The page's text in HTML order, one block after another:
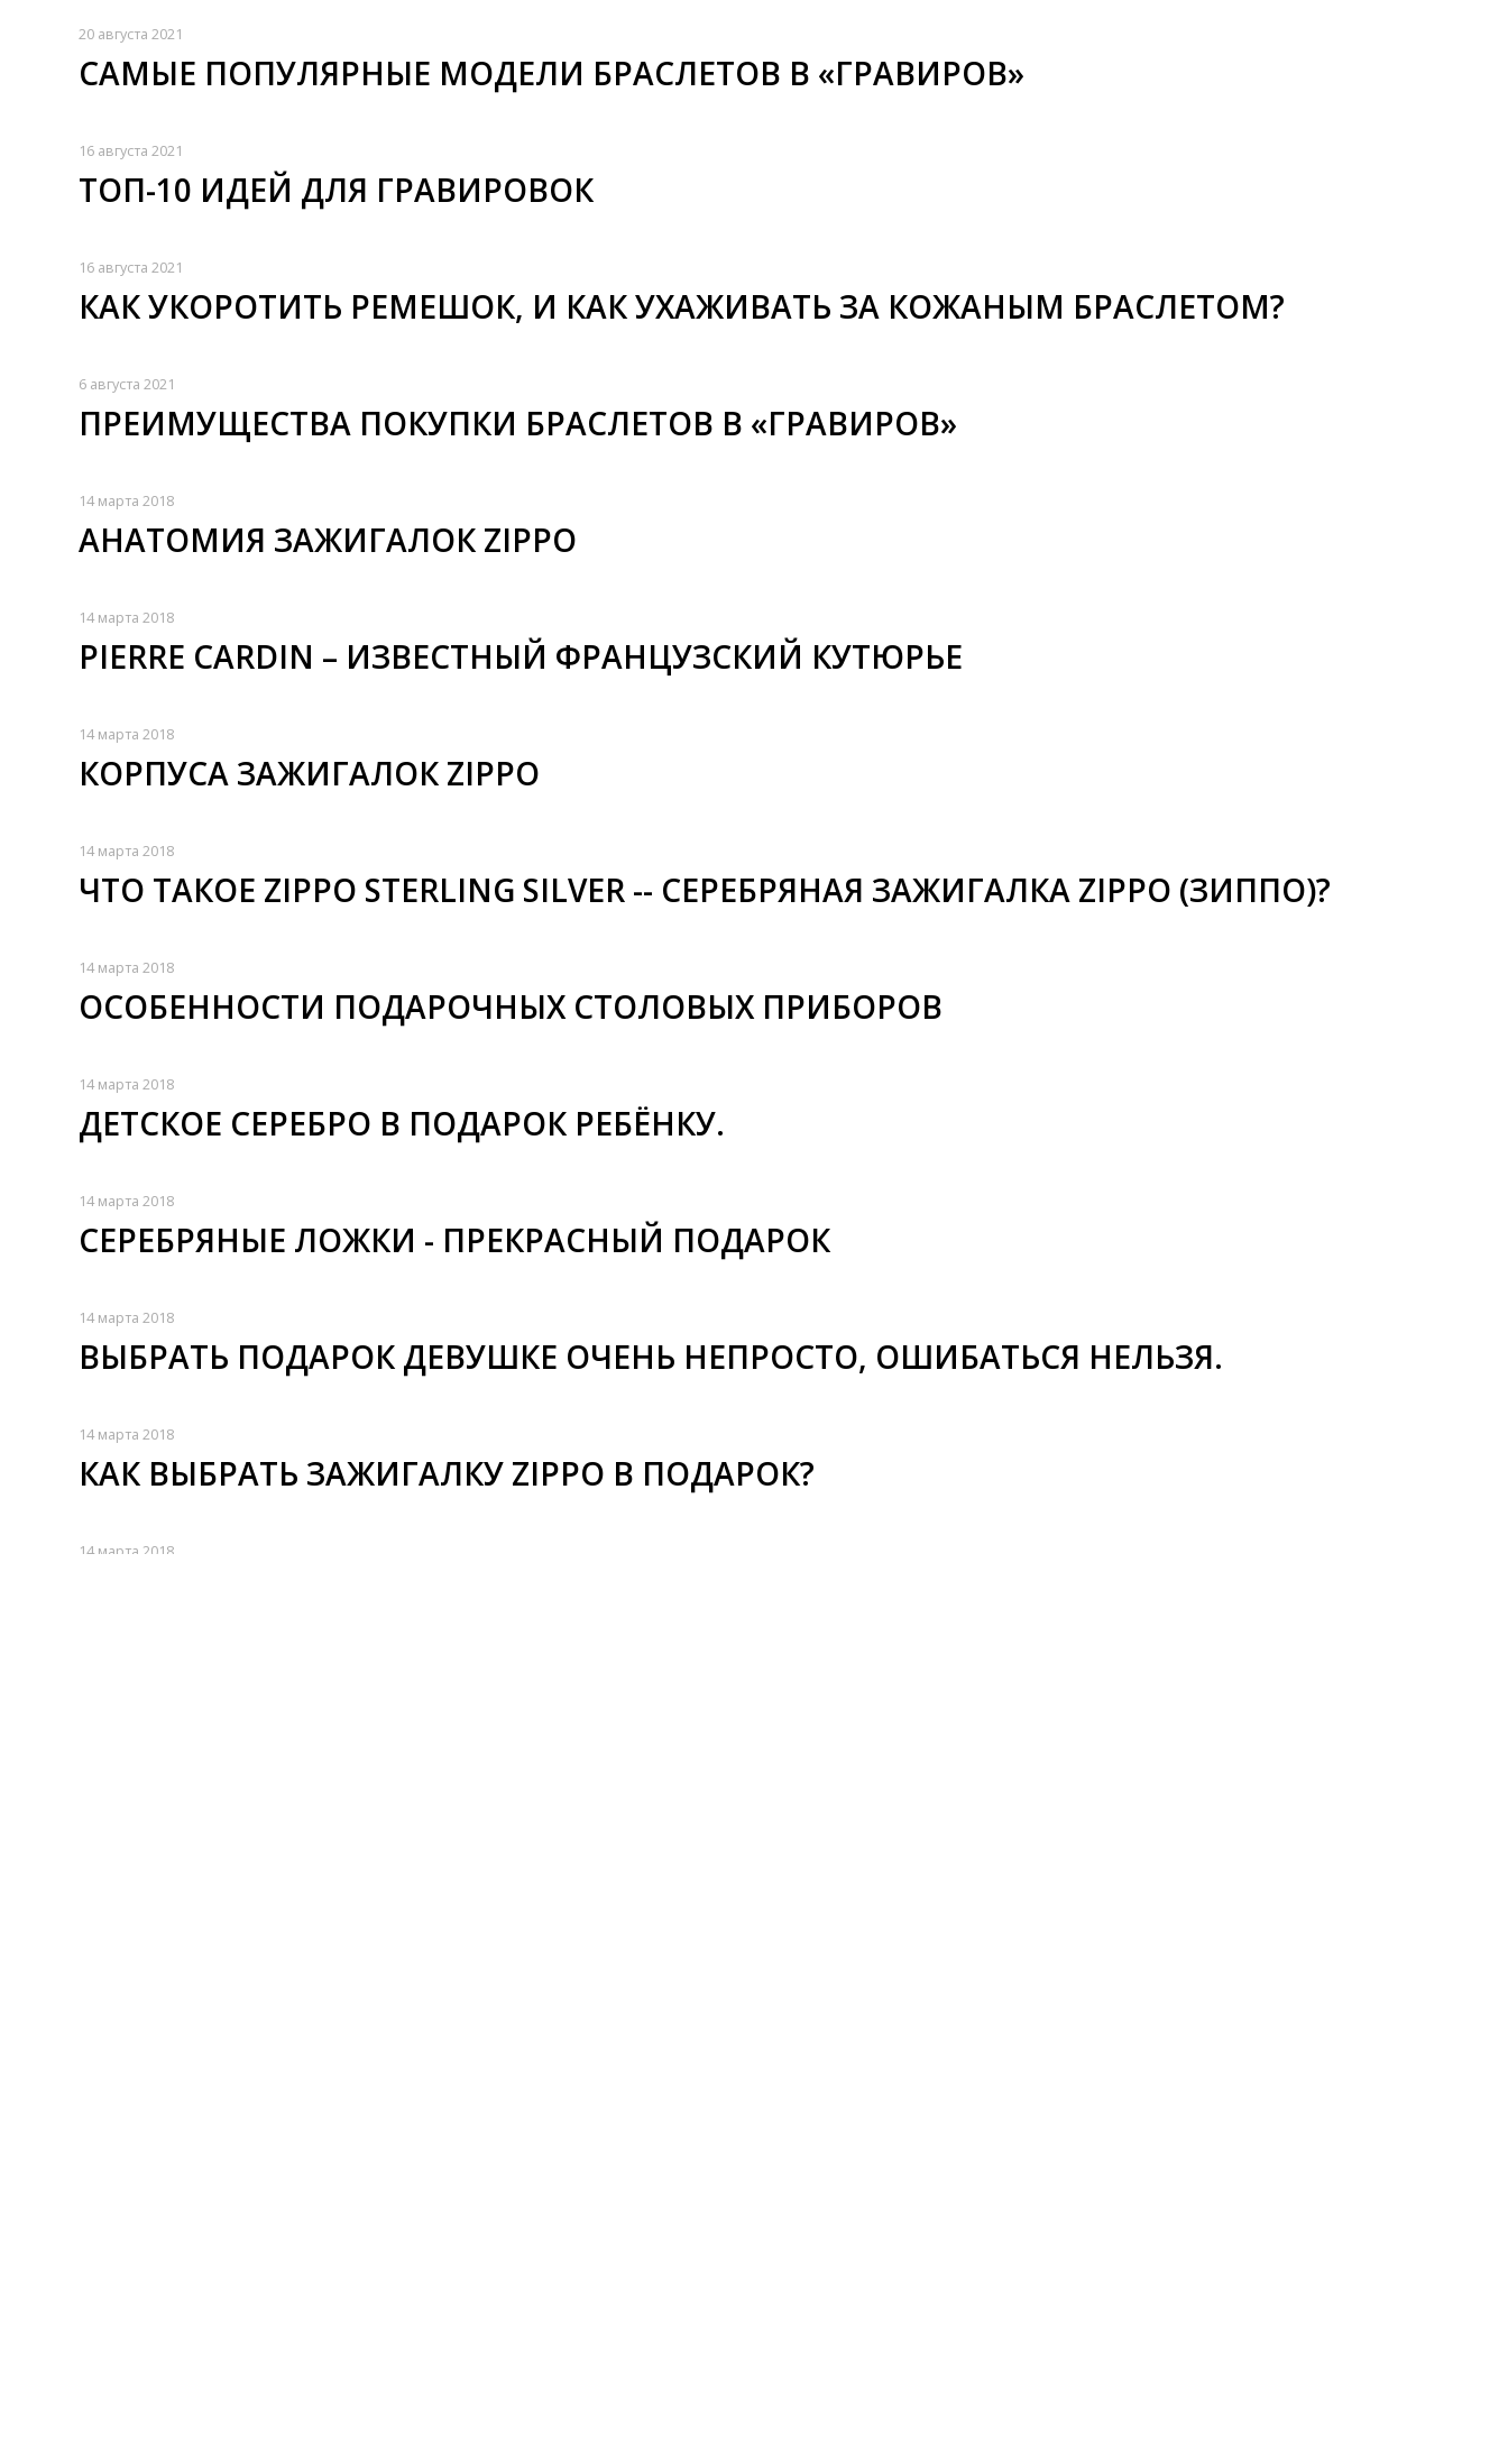
20 августа 2021
САМЫЕ ПОПУЛЯРНЫЕ МОДЕЛИ БРАСЛЕТОВ В «ГРАВИРОВ»
16 августа 2021
ТОП-10 ИДЕЙ ДЛЯ ГРАВИРОВОК
16 августа 2021
КАК УКОРОТИТЬ РЕМЕШОК, И КАК УХАЖИВАТЬ ЗА КОЖАНЫМ БРАСЛЕТОМ?
6 августа 2021
ПРЕИМУЩЕСТВА ПОКУПКИ БРАСЛЕТОВ В «ГРАВИРОВ»
14 марта 2018
АНАТОМИЯ ЗАЖИГАЛОК ZIPPO
14 марта 2018
PIERRE CARDIN – ИЗВЕСТНЫЙ ФРАНЦУЗСКИЙ КУТЮРЬЕ
14 марта 2018
КОРПУСА ЗАЖИГАЛОК ZIPPO
14 марта 2018
ЧТО ТАКОЕ ZIPPO STERLING SILVER -- СЕРЕБРЯНАЯ ЗАЖИГАЛКА ZIPPO (ЗИППО)?
14 марта 2018
ОСОБЕННОСТИ ПОДАРОЧНЫХ СТОЛОВЫХ ПРИБОРОВ
14 марта 2018
ДЕТСКОЕ СЕРЕБРО В ПОДАРОК РЕБЁНКУ.
14 марта 2018
СЕРЕБРЯНЫЕ ЛОЖКИ - ПРЕКРАСНЫЙ ПОДАРОК
14 марта 2018
ВЫБРАТЬ ПОДАРОК ДЕВУШКЕ ОЧЕНЬ НЕПРОСТО, ОШИБАТЬСЯ НЕЛЬЗЯ.
14 марта 2018
КАК ВЫБРАТЬ ЗАЖИГАЛКУ ZIPPO В ПОДАРОК?
14 марта 2018